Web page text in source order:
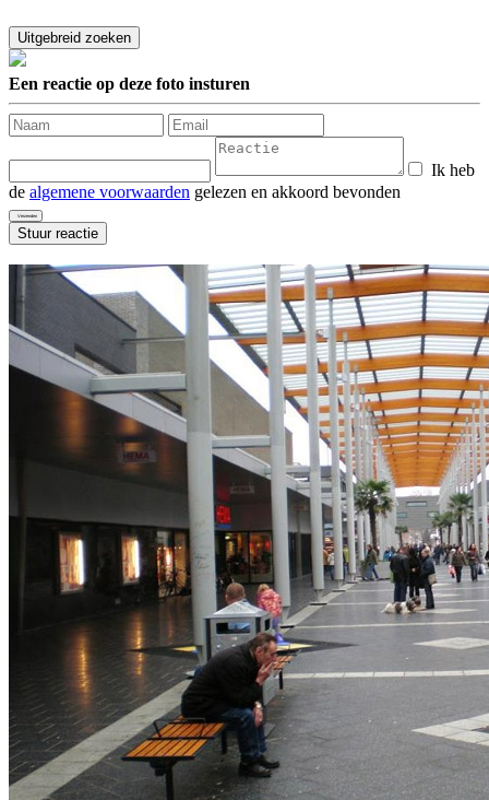
Een reactie op deze foto insturen
Ik heb
de algemene voorwaarden gelezen en akkoord bevonden